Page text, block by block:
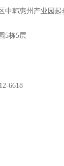
中韩惠州产业园起
5栋5层
6618